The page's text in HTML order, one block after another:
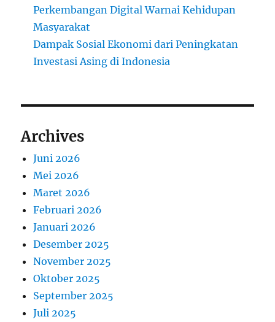
Perkembangan Digital Warnai Kehidupan
Masyarakat
Dampak Sosial Ekonomi dari Peningkatan
Investasi Asing di Indonesia
Archives
Juni 2026
Mei 2026
Maret 2026
Februari 2026
Januari 2026
Desember 2025
November 2025
Oktober 2025
September 2025
Juli 2025